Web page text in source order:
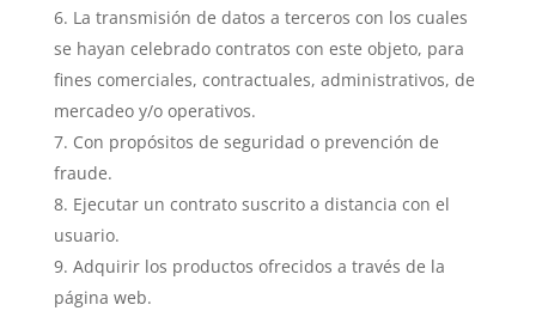
La transmisión de datos a terceros con los cuales
se hayan celebrado contratos con este objeto, para
fines comerciales, contractuales, administrativos, de
mercadeo y/o operativos.
Con propósitos de seguridad o prevención de
fraude.
Ejecutar un contrato suscrito a distancia con el
usuario.
Adquirir los productos ofrecidos a través de la
página web.